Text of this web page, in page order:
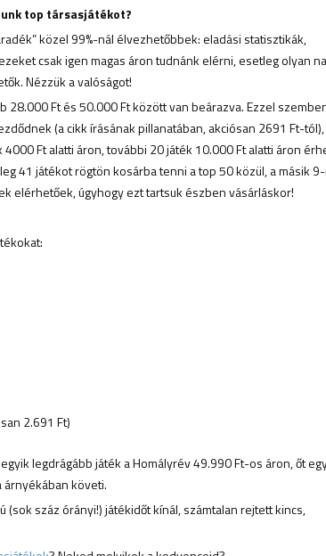
top társasjátékot?
közel 99%-nál élvezhetőbbek: eladási statisztikák,
csak igen magas áron tudnánk elérni, esetleg olyan
Nézzük a valóságot!
Ft és 50.000 Ft között van beárazva. Ezzel
(a cikk írásának pillanatában, akciósan 2691 Ft-
Ft alatti áron, további 20 játék 10.000 Ft alatti áron
41 játékot rögtön kosárba tenni a top 50 közül, a másik
elérhetőek, úgyhogy ezt tartsuk észben vásárláskor!
2.691 Ft)
legdrágább játék a Homályrév 49.990 Ft-os áron, őt
követi.
száz órányi!) játékidőt kínál, számtalan rejtett kincs,